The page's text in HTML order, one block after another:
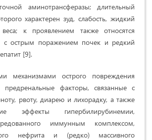
аминотрансферазы; длительный
характерен зуд, слабость, жидкий
к проявлением также относятся
с острым поражением почек и редкий
[9].
механизмами острого повреждения
предренальные факторы, связанные с
рвоту, диарею и лихорадку, а также
эффекты гипербилирубинемии,
иммунным комплексом,
нефрита и (редко) массивного